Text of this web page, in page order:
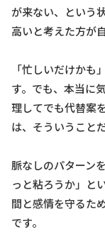
が来ない、という
高いと考えた方が
「忙しいだけかも
す。でも、本当に
理してでも代替案
は、そういうこと
脈なしのパターン
っと粘ろうか」と
間と感情を守るた
です。